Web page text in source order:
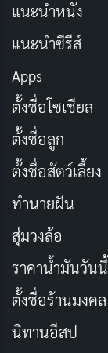
การเดินทางครั้
วุ่นวาย ทั้งสามค
เสียงหัวเราะแล
นี้ยังมีตัวละครเส
ญี่ปุ่นที่เข้ามาเติ
พวกเขากลายเ
หนังเรื่องนี้นำเส
พร้อมทั้งแฝงข้อ
ระหว่างเพื่อน
เดอะบีช
แนะนำหนัง
แนะนำซีรีส์
Apps
ตั้งชื่อโซเชียล
ตั้งชื่อลูก
ตั้งชื่อสัตว์เลี้ยง
ทำนายฝัน
สุ่มวงล้อ
ราคาน้ำมันวันนี้
ตั้งชื่อร้านมงคล
นิทานอีสป